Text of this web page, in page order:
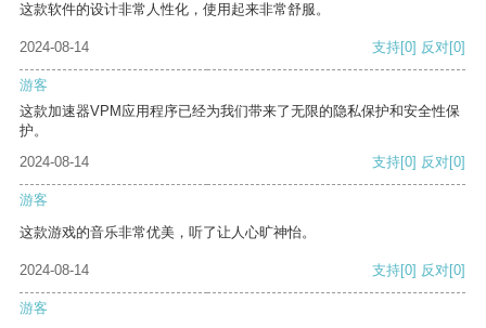
这款软件的设计非常人性化，使用起来非常舒服。
2024-08-14 支持[0] 反对[0]
游客
这款加速器VPM应用程序已经为我们带来了无限的隐私保护和安全性保
护。
2024-08-14
支持[0] 反对[0]
游客
这款游戏的音乐非常优美，听了让人心旷神怡。
2024-08-14 支持[0] 反对[0]
游客